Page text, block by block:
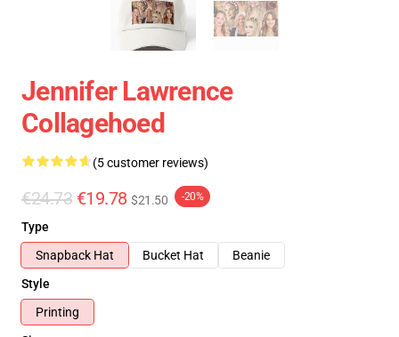
Jennifer Lawrence
Collagehoed
(5 customer reviews)
€24.73 €19.78 $21.50 -20%
Type
Snapback Hat
Bucket Hat
Beanie
Style
Printing